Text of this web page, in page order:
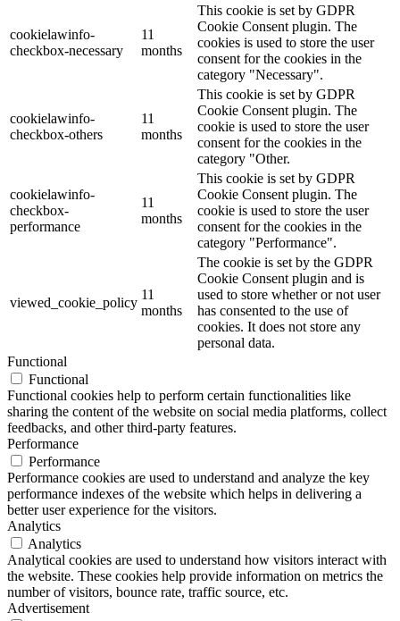
cookielawinfo-
checkbox-necessary
11
months
This cookie is set by GDPR
Cookie Consent plugin. The
cookies is used to store the user
consent for the cookies in the
category "Necessary".
cookielawinfo-
checkbox-others
11
months
This cookie is set by GDPR
Cookie Consent plugin. The
cookie is used to store the user
consent for the cookies in the
category "Other.
cookielawinfo-
checkbox-
performance
11
months
This cookie is set by GDPR
Cookie Consent plugin. The
cookie is used to store the user
consent for the cookies in the
category "Performance".
viewed_cookie_policy
11
months
The cookie is set by the GDPR
Cookie Consent plugin and is
used to store whether or not user
has consented to the use of
cookies. It does not store any
personal data.
Functional
Functional
Functional cookies help to perform certain functionalities like
sharing the content of the website on social media platforms, collect
feedbacks, and other third-party features.
Performance
Performance
Performance cookies are used to understand and analyze the key
performance indexes of the website which helps in delivering a
better user experience for the visitors.
Analytics
Analytics
Analytical cookies are used to understand how visitors interact with
the website. These cookies help provide information on metrics the
number of visitors, bounce rate, traffic source, etc.
Advertisement